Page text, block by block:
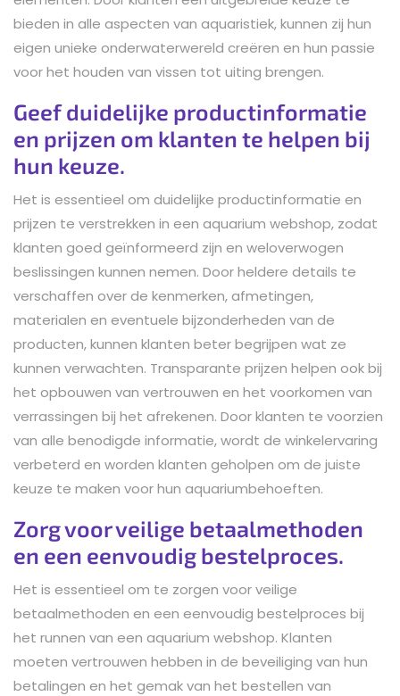
bieden in alle aspecten van aquaristiek, kunnen zij hun
eigen unieke onderwaterwereld creëren en hun passie
voor het houden van vissen tot uiting brengen.
Geef duidelijke productinformatie
en prijzen om klanten te helpen bij
hun keuze.
Het is essentieel om duidelijke productinformatie en
prijzen te verstrekken in een aquarium webshop, zodat
klanten goed geïnformeerd zijn en weloverwogen
beslissingen kunnen nemen. Door heldere details te
verschaffen over de kenmerken, afmetingen,
materialen en eventuele bijzonderheden van de
producten, kunnen klanten beter begrijpen wat ze
kunnen verwachten. Transparante prijzen helpen ook bij
het opbouwen van vertrouwen en het voorkomen van
verrassingen bij het afrekenen. Door klanten te voorzien
van alle benodigde informatie, wordt de winkelervaring
verbeterd en worden klanten geholpen om de juiste
keuze te maken voor hun aquariumbehoeften.
Zorg voor veilige betaalmethoden
en een eenvoudig bestelproces.
Het is essentieel om te zorgen voor veilige
betaalmethoden en een eenvoudig bestelproces bij
het runnen van een aquarium webshop. Klanten
moeten vertrouwen hebben in de beveiliging van hun
betalingen en het gemak van het bestellen van